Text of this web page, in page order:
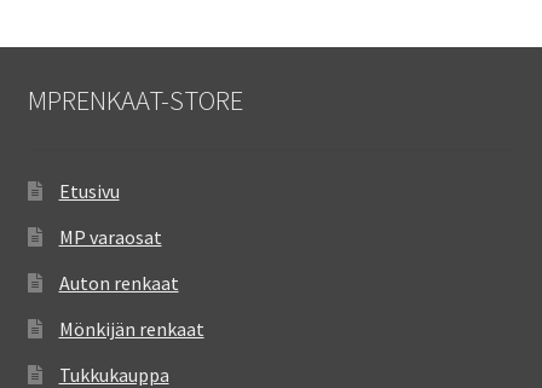
MPRENKAAT-STORE
Etusivu
MP varaosat
Auton renkaat
Mönkijän renkaat
Tukkukauppa